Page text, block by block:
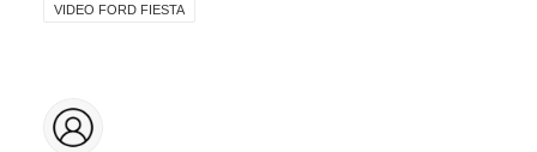
VIDEO FORD FIESTA